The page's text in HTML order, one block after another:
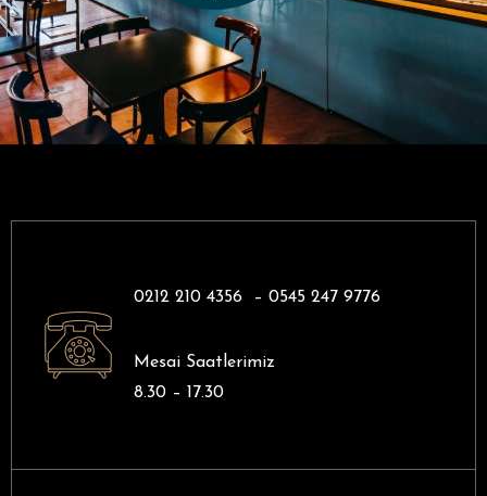
0212 210 4356 – 0545 247 9776
Mesai Saatlerimiz
8.30 – 17.30